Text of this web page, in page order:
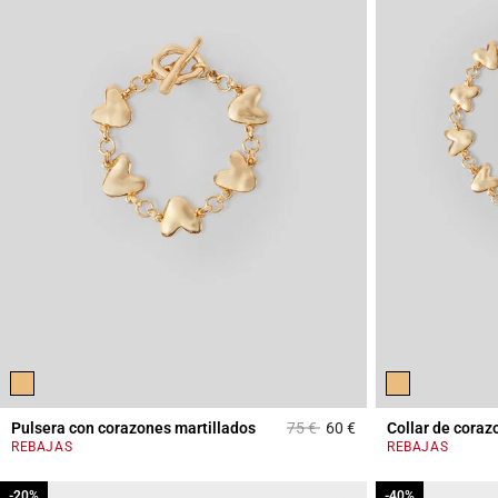
Pulsera con corazones martillados Price reduced from
75 €to60 €4,5 out of 5
REBAJAS
Collar de
REBAJAS